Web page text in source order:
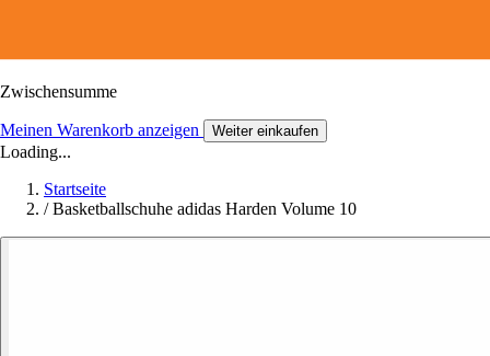
Zwischensumme
Meinen Warenkorb anzeigen Weiter einkaufen
Loading...
Startseite
/ Basketballschuhe adidas Harden Volume 10